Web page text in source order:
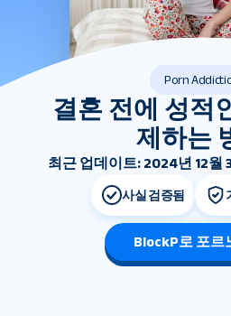
Porn
결혼 전에 성적
제하는
최근 업데이트: 2024년 12월
사실 검증됨
BlockP로 포르